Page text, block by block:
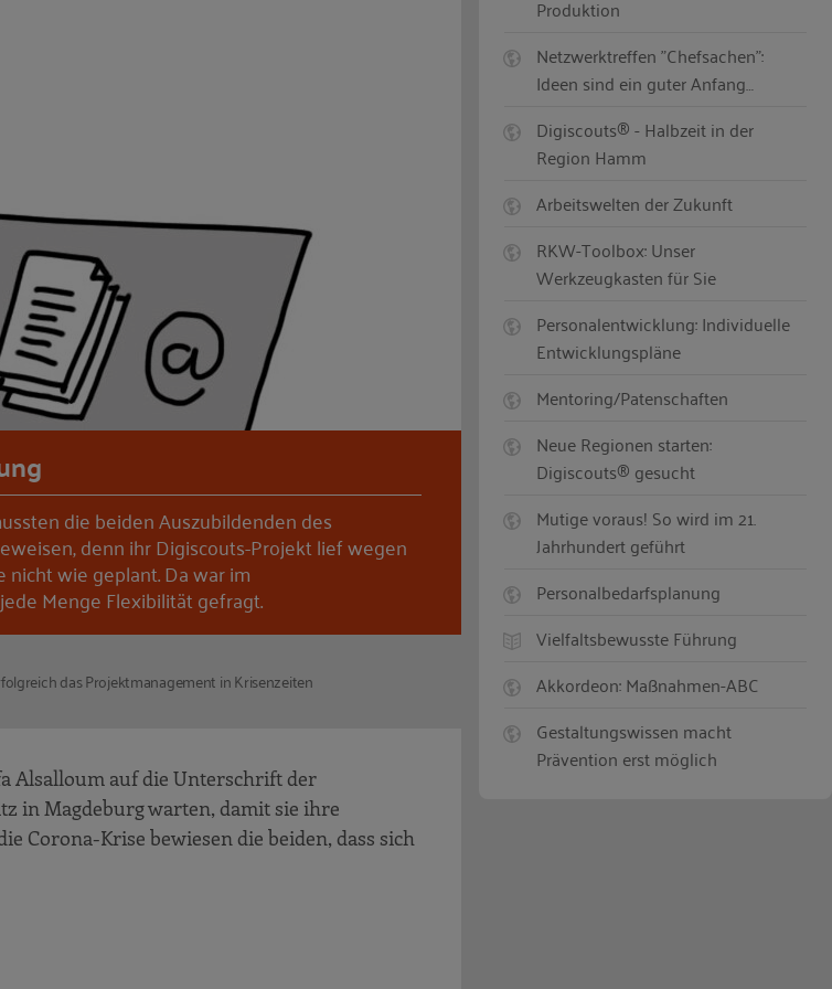
die beiden Auszubildenden des
denn ihr Digiscouts-Projekt lief wegen
nicht wie geplant. Da war im
Menge Flexibilität gefragt.
das Projektmanagement in Krisenzeiten
Alsalloum auf die Unterschrift der
in Magdeburg warten, damit sie ihre
Corona-Krise bewiesen die beiden, dass sich
Produktion
Netzwerktreffen "Chefsachen":
Ideen sind ein guter Anfang…
Digiscouts® - Halbzeit in der
Region Hamm
Arbeitswelten der Zukunft
RKW-Toolbox: Unser
Werkzeugkasten für Sie
Personalentwicklung: Individuelle
Entwicklungspläne
Mentoring/Patenschaften
Neue Regionen starten:
Digiscouts® gesucht
Mutige voraus! So wird im 21.
Jahrhundert geführt
Personalbedarfsplanung
Vielfaltsbewusste Führung
Akkordeon: Maßnahmen-ABC
Gestaltungswissen macht
Prävention erst möglich